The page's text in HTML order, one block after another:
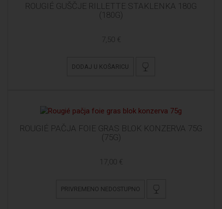
ROUGIÉ GUŠČJE RILLETTE STAKLENKA 180G
(180G)
7,50 €
DODAJ U KOŠARICU
ROUGIÉ PAČJA FOIE GRAS BLOK KONZERVA 75G
(75G)
17,00 €
PRIVREMENO NEDOSTUPNO